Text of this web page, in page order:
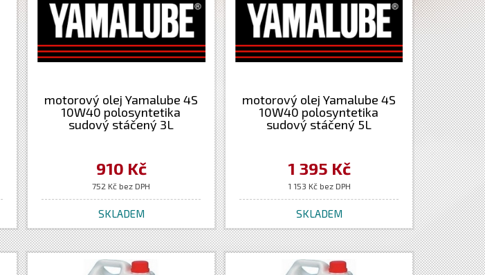
motorový olej Yamalube 4S
10W40 polosyntetika
sudový stáčený 3L
910 Kč
752 Kč bez DPH
SKLADEM
motorový olej Yamalube 4S
10W40 polosyntetika
sudový stáčený 5L
1 395 Kč
1 153 Kč bez DPH
SKLADEM